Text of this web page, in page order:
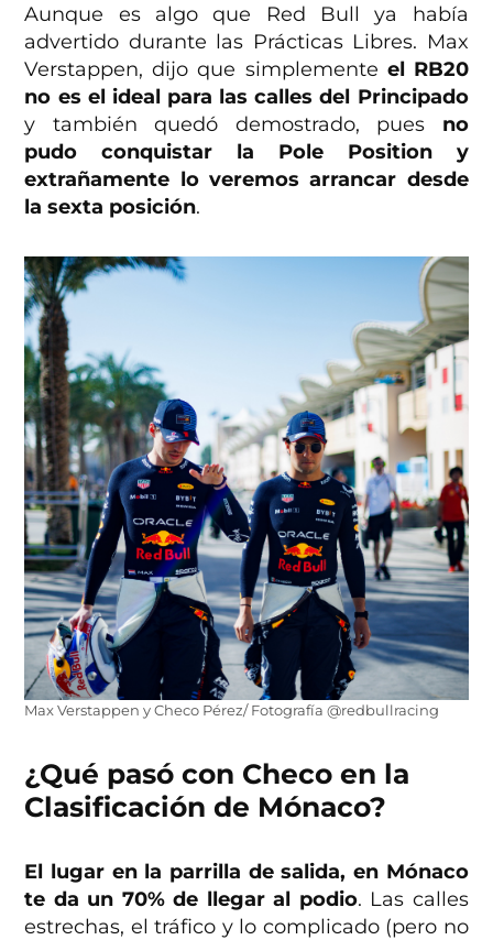
Aunque es algo que Red Bull ya había
advertido durante las Prácticas Libres. Max
Verstappen, dijo que simplemente el RB20
no es el ideal para las calles del Principado
y también quedó demostrado, pues no
pudo conquistar la Pole Position y
extrañamente lo veremos arrancar desde
la sexta posición.
Max Verstappen y Checo Pérez/ Fotografía @redbullracing
¿Qué pasó con Checo en la
Clasificación de Mónaco?
El lugar en la parrilla de salida, en Mónaco
te da un 70% de llegar al podio. Las calles
estrechas, el tráfico y lo complicado (pero no